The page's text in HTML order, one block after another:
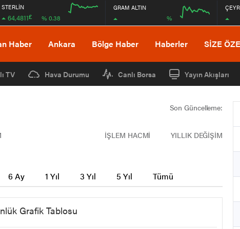
STERLİN
64,4811£ % 0.38
GRAM ALTIN
%
Haber Ankara Bölge Haber Haberler SİZE
TV Hava Durumu Canlı Borsa Yayın Akışları
Son Güncelleme:
İŞLEM HACMİ YILLIK DEĞİŞİM
6 Ay 1 Yıl 3 Yıl 5 Yıl Tümü
Grafik Tablosu